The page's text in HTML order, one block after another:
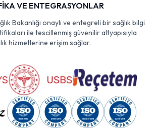
VE ENTEGRASYONLAR
Bakanlığı onaylı ve entegreli bir sağlık bilgi
ile tescillenmiş güvenilir altyapısıyla
hizmetlerine erişim sağlar.